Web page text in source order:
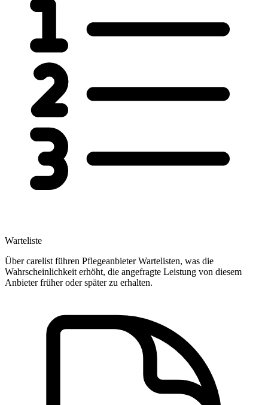
Warteliste
Über carelist führen Pflegeanbieter Wartelisten, was die
Wahrscheinlichkeit erhöht, die angefragte Leistung von diesem
Anbieter früher oder später zu erhalten.